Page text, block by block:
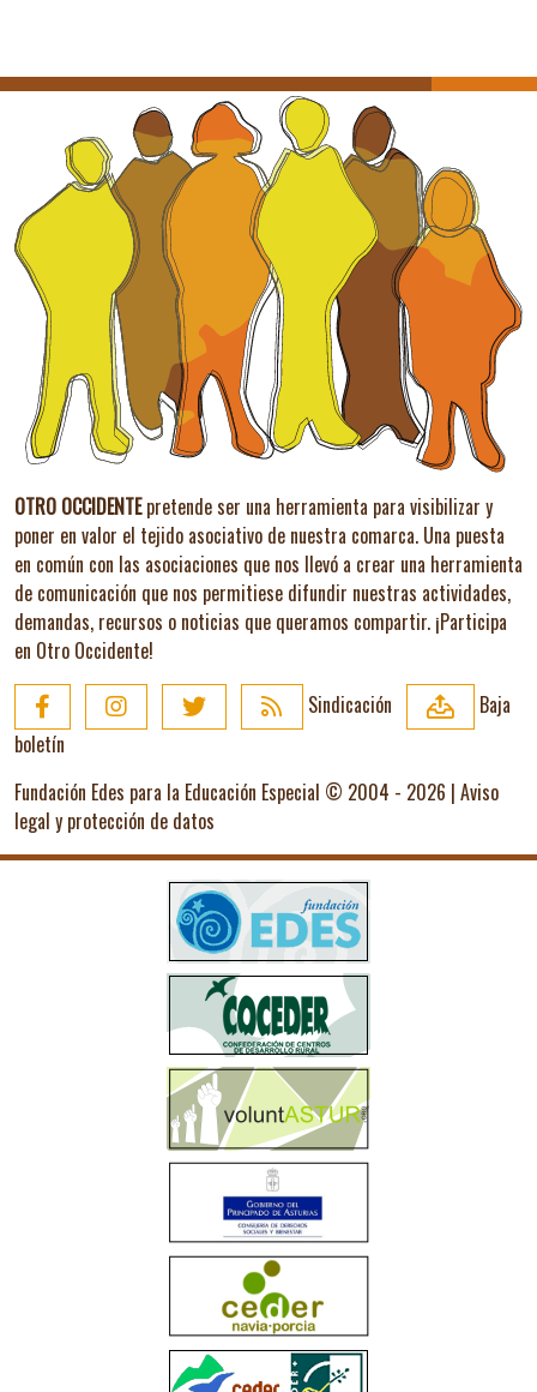
OTRO OCCIDENTEpretende ser una herramienta para visibilizar y
poner en valor el tejido asociativo de nuestra comarca. Una puesta
en común con las asociaciones que nos llevó a crear una herramienta
de comunicación que nos permitiese difundir nuestras actividades,
demandas, recursos o noticias que queramos compartir. ¡Participa
en Otro Occidente!
Sindicación
Baja
boletín
Fundación Edes para la Educación Especial © 2004 - 2026 | Aviso
legal y protección de datos